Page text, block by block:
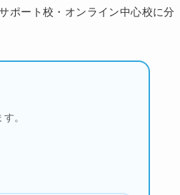
ポート校・オンライン中心校に分
。